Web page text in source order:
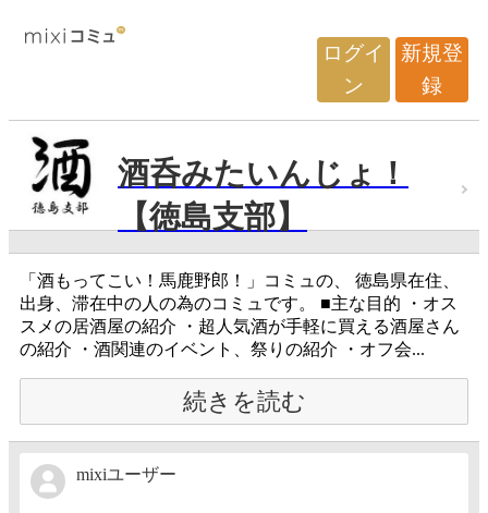
ログイ
ン
新規登
録
酒呑みたいんじょ！
【徳島支部】
「酒もってこい！馬鹿野郎！」コミュの、 徳島県在住、
出身、滞在中の人の為のコミュです。 ■主な目的 ・オス
スメの居酒屋の紹介 ・超人気酒が手軽に買える酒屋さん
の紹介 ・酒関連のイベント、祭りの紹介 ・オフ会...
続きを読む
mixiユーザー